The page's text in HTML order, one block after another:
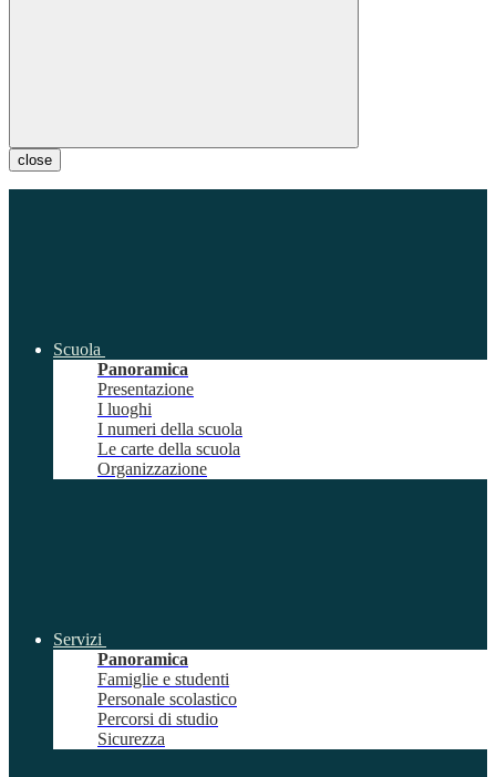
close
Scuola
Panoramica
Presentazione
I luoghi
I numeri della scuola
Le carte della scuola
Organizzazione
Servizi
Panoramica
Famiglie e studenti
Personale scolastico
Percorsi di studio
Sicurezza